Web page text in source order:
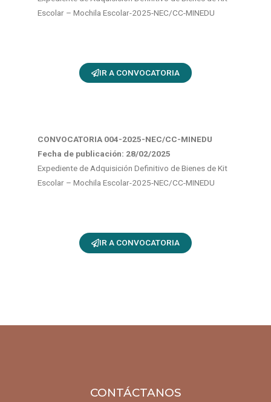
Escolar – Mochila Escolar-2025-NEC/CC-MINEDU
IR A CONVOCATORIA
CONVOCATORIA 004-2025-NEC/CC-MINEDU
Fecha de publicación: 28/02/2025
Expediente de Adquisición Definitivo de Bienes de Kit
Escolar – Mochila Escolar-2025-NEC/CC-MINEDU
IR A CONVOCATORIA
CONTÁCTANOS